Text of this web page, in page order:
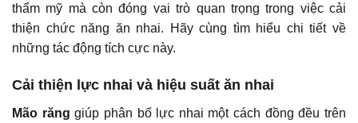
thẩm mỹ mà còn đóng vai trò quan trọng trong việc cải
thiện chức năng ăn nhai. Hãy cùng tìm hiểu chi tiết về
những tác động tích cực này.
Cải thiện lực nhai và hiệu suất ăn nhai
Mão răng giúp phân bố lực nhai một cách đồng đều trên